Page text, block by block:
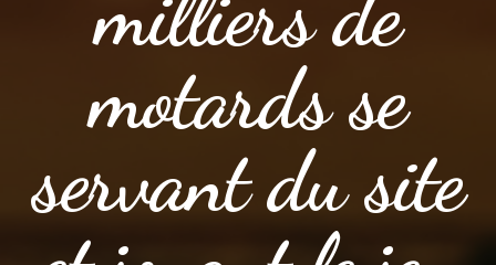
motards se
servant du site